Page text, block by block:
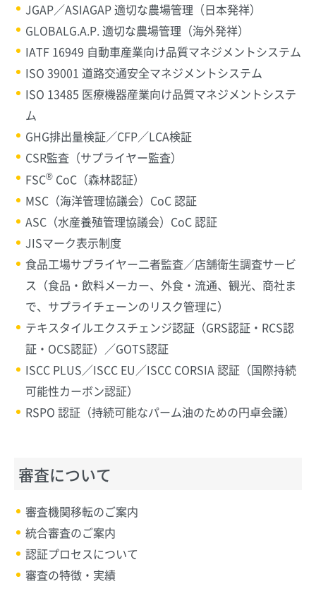
JGAP／ASIAGAP 適切な農場管理（日本発祥）
GLOBALG.A.P. 適切な農場管理（海外発祥）
IATF 16949 自動車産業向け品質マネジメントシステム
ISO 39001 道路交通安全マネジメントシステム
ISO 13485 医療機器産業向け品質マネジメントシステ
ム
GHG排出量検証／CFP／LCA検証
CSR監査 （サプライヤー監査）
FSC® CoC（森林認証）
MSC（海洋管理協議会）CoC 認証
ASC（水産養殖管理協議会）CoC 認証
JISマーク表示制度
食品工場サプライヤー二者監査／店舗衛生調査サービ
ス（食品・飲料メーカー、外食・流通、観光、商社ま
で、サプライチェーンのリスク管理に）
テキスタイルエクスチェンジ認証（GRS認証・RCS認
証・OCS認証）／GOTS認証
ISCC PLUS／ISCC EU／ISCC CORSIA 認証（国際持続
可能性カーボン認証）
RSPO 認証（持続可能なパーム油のための円卓会議）
審査について
審査機関移転のご案内
統合審査のご案内
認証プロセスについて
審査の特徴・実績